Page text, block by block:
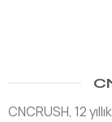
CNCRUSH, 12